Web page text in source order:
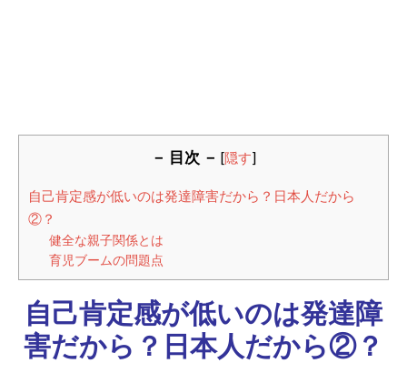
－ 目次 － [隠す]
自己肯定感が低いのは発達障害だから？日本人だから
②？
健全な親子関係とは
育児ブームの問題点
自己肯定感が低いのは発達障
害だから？日本人だから②？